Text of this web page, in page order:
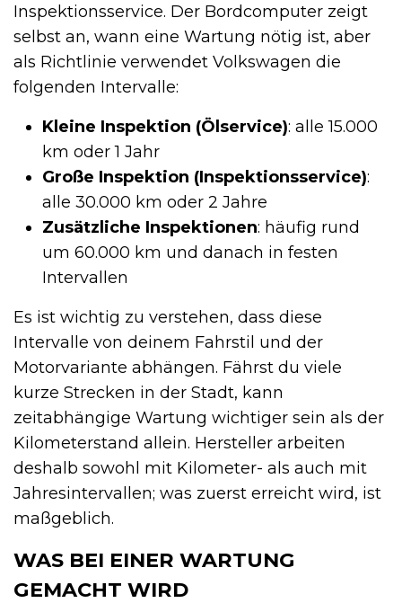
Inspektionsservice. Der Bordcomputer zeigt
selbst an, wann eine Wartung nötig ist, aber
als Richtlinie verwendet Volkswagen die
folgenden Intervalle:
Kleine Inspektion (Ölservice): alle 15.000
km oder 1 Jahr
Große Inspektion (Inspektionsservice):
alle 30.000 km oder 2 Jahre
Zusätzliche Inspektionen: häufig rund
um 60.000 km und danach in festen
Intervallen
Es ist wichtig zu verstehen, dass diese
Intervalle von deinem Fahrstil und der
Motorvariante abhängen. Fährst du viele
kurze Strecken in der Stadt, kann
zeitabhängige Wartung wichtiger sein als der
Kilometerstand allein. Hersteller arbeiten
deshalb sowohl mit Kilometer- als auch mit
Jahresintervallen; was zuerst erreicht wird, ist
maßgeblich.
WAS BEI EINER WARTUNG
GEMACHT WIRD